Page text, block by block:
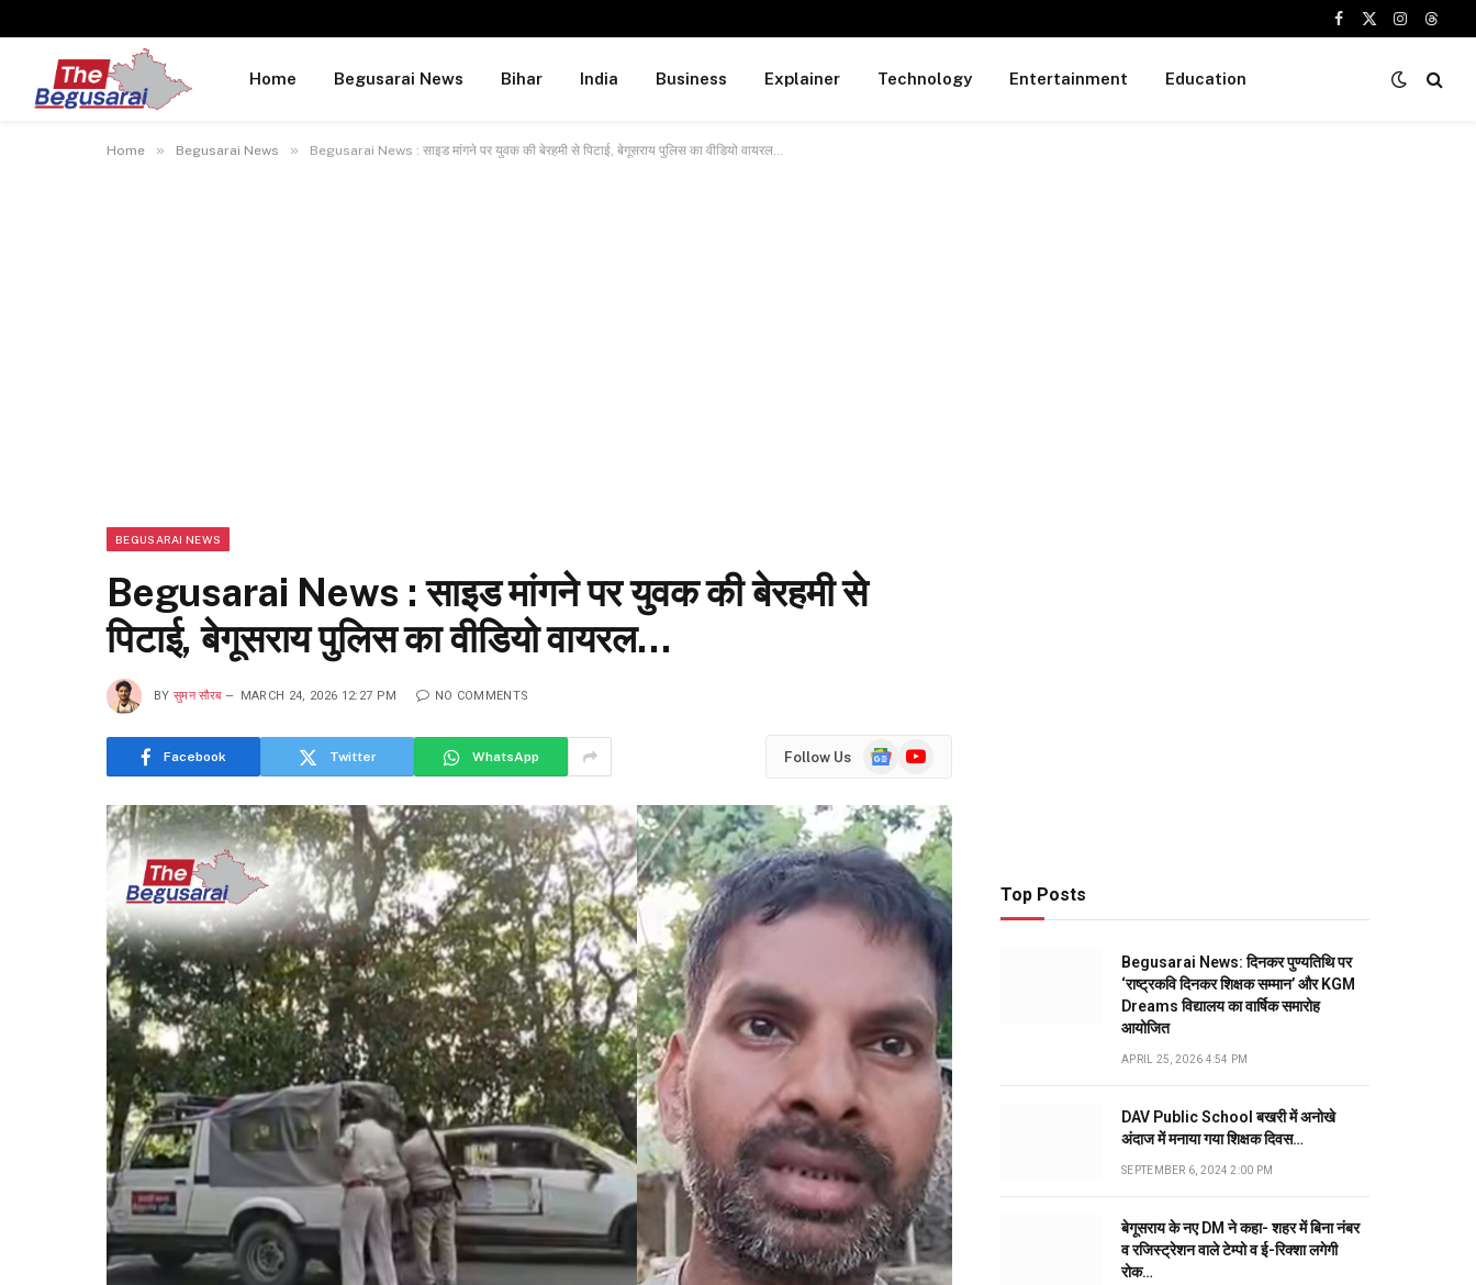
Facebook
X
Instagram
Home Begusarai News Bihar India Business Explainer Technology Entertainment Education
Home » Begusarai News » Begusarai News : साइड मांगने पर युवक की बेरहमी से पिटाई, बेगूसराय पुलिस का वीडियो वायरल…
BEGUSARAI NEWS
Begusarai News : साइड मांगने पर युवक की बेरहमी से
पिटाई, बेगूसराय पुलिस का वीडियो वायरल…
BY सुमन सौरब MARCH 24, 2026 12:27 PM NO COMMENTS
Facebook Twitter WhatsApp Follow Us
GoogleYouTube
Top Posts
Begusarai News: दिनकर पुण्यतिथि पर
‘राष्ट्रकवि दिनकर शिक्षक सम्मान’ और KGM
Dreams विद्यालय का वार्षिक समारोह
आयोजित
APRIL 25, 2026 4:54 PM
DAV Public School बखरी में अनोखे
अंदाज में मनाया गया शिक्षक दिवस…
SEPTEMBER 6, 2024 2:00 PM
बेगूसराय के नए DM ने कहा- शहर में बिना नंबर
व रजिस्ट्रेशन वाले टेम्पो व ई-रिक्शा लगेगी
रोक…